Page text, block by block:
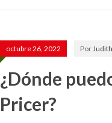
octubre 26, 2022 Por
¿Dónde
Pricer?